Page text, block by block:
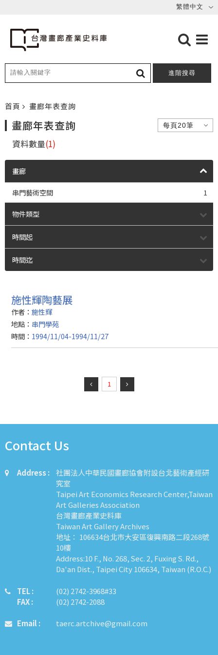
進階搜尋
首頁 畫廊年表查詢
畫廊年表查詢
資料數量(1)
畫廊
串門藝術空間 1
物件類型
時間起
時間迄
施性輝陶藝展
作者： 施性輝
地點： 串門學苑
時間： 1994/11/04-1994/11/27
1
Contact Us
Address :
社團法人中華民國畫廊協會附設台北藝術產經研
究室
Taipei Art Economics Research Center,Taiwan
Art Galleries Association
台灣畫廊產業史料庫
Taiwan Art Gallery Archives
地址： 106634台北市大安區復興南路二段268號
10樓
Address:10 F., No. 268, Sec. 2, Fuxing S. Rd.,
Da'an Dist., Taipei City 106634, Taiwan (R.O.C.)
TEL :
FAX :
​​​​(02) 2742-3968#33
(02) 2742-2088
Email : taerc.artchive@gmail.com